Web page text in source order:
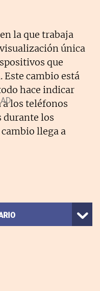
la que trabaja
única
que
cambio está
hace indicar
a los teléfonos
durante los
llega a